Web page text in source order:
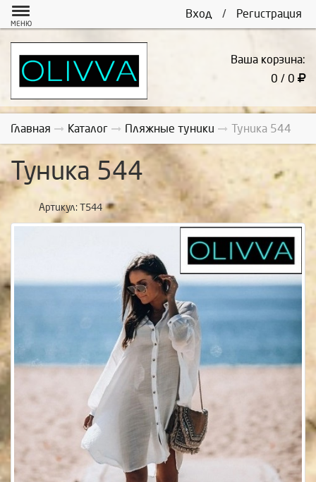
Вход / Регистрация
МЕНЮ
Ваша корзина:
0 / 0
Главная Каталог Пляжные туники Туника 544
Туника 544
Артикул: Т544